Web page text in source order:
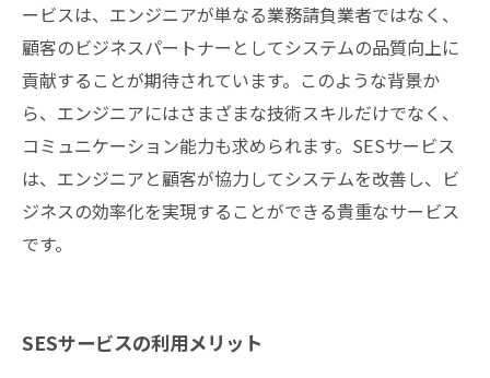
ービスは、エンジニアが単なる業務請負業者ではなく、
顧客のビジネスパートナーとしてシステムの品質向上に
貢献することが期待されています。このような背景か
ら、エンジニアにはさまざまな技術スキルだけでなく、
コミュニケーション能力も求められます。SESサービス
は、エンジニアと顧客が協力してシステムを改善し、ビ
ジネスの効率化を実現することができる貴重なサービス
です。
SESサービスの利用メリット